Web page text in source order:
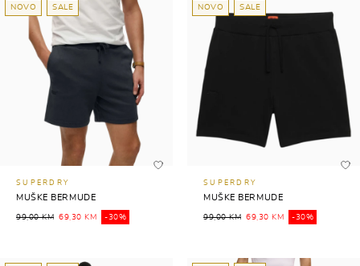
NOVO SALE
SUPERDRY
MUŠKE BERMUDE
99,00 KM 69,30 KM -30%
NOVO SALE
SUPERDRY
MUŠKE BERMUDE
99,00 KM 69,30 KM -30%